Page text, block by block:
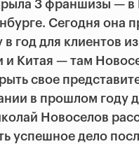
3 франшизы — в
Сегодня она
год для клиентов
Китая — там
свое
в прошлом году
Новоселов
успешное дело